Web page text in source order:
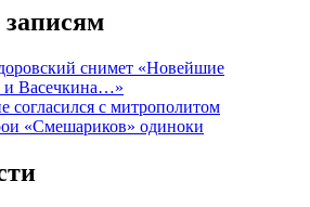
снимет «Новейшие
и Васечкина…»
согласился с митрополитом
«Смешариков» одиноки